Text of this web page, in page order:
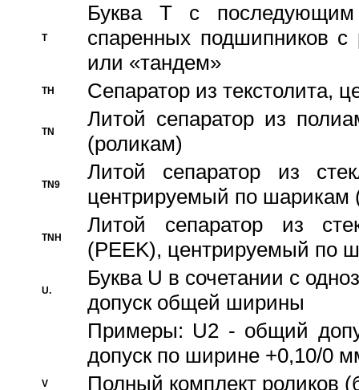
T
Буква T с
спаренных подшипников
или «тандем»
TH Сепаратор из текстолита,
TN
Литой сепаратор из
(роликам)
TN9
Литой сепаратор из
центрируемый по шарикам
TNH
Литой сепаратор из
(PEEK), центрируемый по
U.
Буква U в сочетании с
допуск общей ширины
Примеры: U2 - общий
допуск по ширине +0,10/0
V Полный комплект роликов